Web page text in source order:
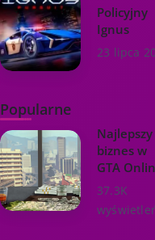
Policyjny
Ignus
23 lipca
Popularne
Najlepszy
biznes w
GTA
37.3K